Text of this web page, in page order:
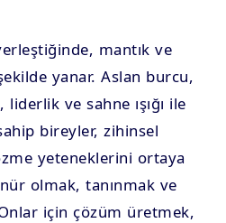
mantık ve
yanar. Aslan burcu,
liderlik ve sahne ışığı ile
bireyler, zihinsel
yeteneklerini ortaya
olmak, tanınmak ve
için çözüm üretmek,